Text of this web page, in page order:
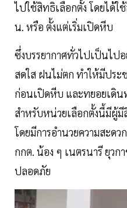
ไปใช้สิทธิเลือกตั้ง โดยได้ใ
น. หรือ ตั้งแต่เริ่มเปิดหีบ
ซึ่งบรรยากาศทั่วไปเป็นไป
สดใส ฝนไม่ตก ทำให้มีปร
ก่อนเปิดหีบ และทยอยเดิน
สำหรับหน่วยเลือกตั้งนี้มีผู้
โดยมีการอำนวยความสะด
กกต. น้อง ๆ เนตรนารี ยุวก
ปลอดภัย